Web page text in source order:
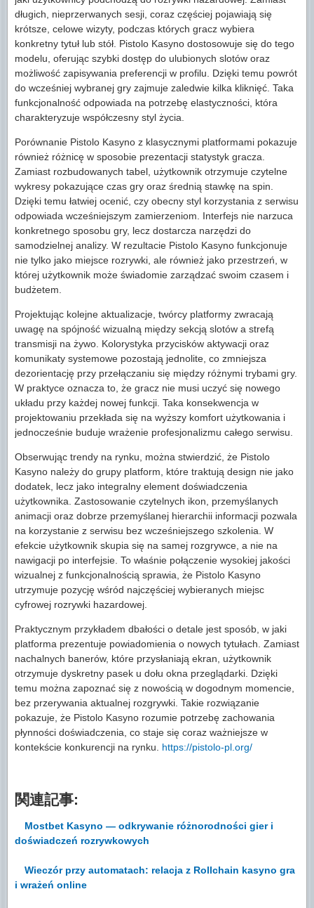
długich, nieprzerwanych sesji, coraz częściej pojawiają się
krótsze, celowe wizyty, podczas których gracz wybiera
konkretny tytuł lub stół. Pistolo Kasyno dostosowuje się do tego
modelu, oferując szybki dostęp do ulubionych slotów oraz
możliwość zapisywania preferencji w profilu. Dzięki temu powrót
do wcześniej wybranej gry zajmuje zaledwie kilka kliknięć. Taka
funkcjonalność odpowiada na potrzebę elastyczności, która
charakteryzuje współczesny styl życia.
Porównanie Pistolo Kasyno z klasycznymi platformami pokazuje
również różnicę w sposobie prezentacji statystyk gracza.
Zamiast rozbudowanych tabel, użytkownik otrzymuje czytelne
wykresy pokazujące czas gry oraz średnią stawkę na spin.
Dzięki temu łatwiej ocenić, czy obecny styl korzystania z serwisu
odpowiada wcześniejszym zamierzeniom. Interfejs nie narzuca
konkretnego sposobu gry, lecz dostarcza narzędzi do
samodzielnej analizy. W rezultacie Pistolo Kasyno funkcjonuje
nie tylko jako miejsce rozrywki, ale również jako przestrzeń, w
której użytkownik może świadomie zarządzać swoim czasem i
budżetem.
Projektując kolejne aktualizacje, twórcy platformy zwracają
uwagę na spójność wizualną między sekcją slotów a strefą
transmisji na żywo. Kolorystyka przycisków aktywacji oraz
komunikaty systemowe pozostają jednolite, co zmniejsza
dezorientację przy przełączaniu się między różnymi trybami gry.
W praktyce oznacza to, że gracz nie musi uczyć się nowego
układu przy każdej nowej funkcji. Taka konsekwencja w
projektowaniu przekłada się na wyższy komfort użytkowania i
jednocześnie buduje wrażenie profesjonalizmu całego serwisu.
Obserwując trendy na rynku, można stwierdzić, że Pistolo
Kasyno należy do grupy platform, które traktują design nie jako
dodatek, lecz jako integralny element doświadczenia
użytkownika. Zastosowanie czytelnych ikon, przemyślanych
animacji oraz dobrze przemyślanej hierarchii informacji pozwala
na korzystanie z serwisu bez wcześniejszego szkolenia. W
efekcie użytkownik skupia się na samej rozgrywce, a nie na
nawigacji po interfejsie. To właśnie połączenie wysokiej jakości
wizualnej z funkcjonalnością sprawia, że Pistolo Kasyno
utrzymuje pozycję wśród najczęściej wybieranych miejsc
cyfrowej rozrywki hazardowej.
Praktycznym przykładem dbałości o detale jest sposób, w jaki
platforma prezentuje powiadomienia o nowych tytułach. Zamiast
nachalnych banerów, które przysłaniają ekran, użytkownik
otrzymuje dyskretny pasek u dołu okna przeglądarki. Dzięki
temu można zapoznać się z nowością w dogodnym momencie,
bez przerywania aktualnej rozgrywki. Takie rozwiązanie
pokazuje, że Pistolo Kasyno rozumie potrzebę zachowania
płynności doświadczenia, co staje się coraz ważniejsze w
kontekście konkurencji na rynku. https://pistolo-pl.org/
関連記事:
Mostbet Kasyno — odkrywanie różnorodności gier i
doświadczeń rozrywkowych
Wieczór przy automatach: relacja z Rollchain kasyno gra
i wrażeń online